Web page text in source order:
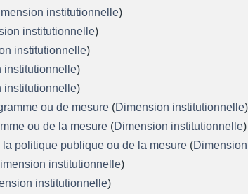
institutionnelle)
institutionnelle)
institutionnelle)
institutionnelle)
institutionnelle)
ou de mesure (Dimension institutionnelle)
ou de la mesure (Dimension institutionnelle)
politique publique ou de la mesure (
institutionnelle)
institutionnelle)